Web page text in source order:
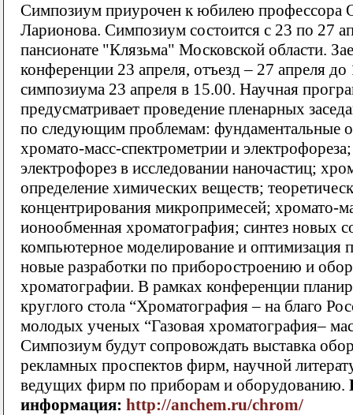
Симпозиум приурочен к юбилею профессора
Ларионова. Симпозиум состоится с 23 по 27
пансионате "Клязьма" Московской области.
конференции 23 апреля, отъезд – 27 апреля
симпозиума 23 апреля в 15.00. Научная
предусматривает проведение пленарных
по следующим проблемам: фундаментальные
хромато-масс-спектрометрии и
электрофорез в исследовании наночастиц;
определение химических веществ;
концентрирования микропримесей; хромато-
ионообменная хроматография; синтез новых
компьютерное моделирование и оптимизация
новые разработки по приборостроению и
хроматографии. В рамках конференции
круглого стола “Хроматография – на благо
молодых ученых “Газовая хроматография–
Симпозиум будут сопровождать выставка
рекламных проспектов фирм, научной
ведущих фирм по приборам и оборудованию.
информация: http://anchem.ru/chrom/